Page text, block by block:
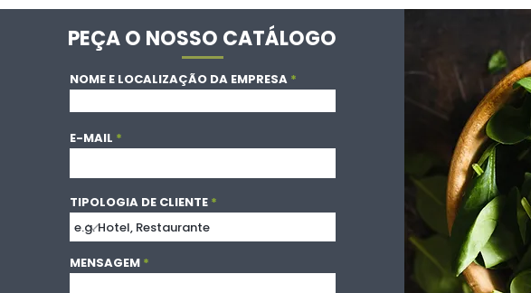
PEÇA O NOSSO CATÁLOGO
NOME E LOCALIZAÇÃO DA EMPRESA
E-MAIL
TIPOLOGIA DE CLIENTE
MENSAGEM